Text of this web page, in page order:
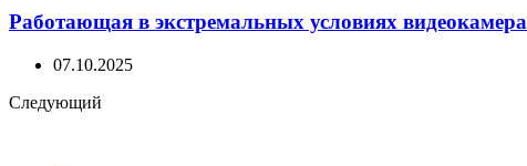
Работающая в экстремальных условиях видеокамера
07.10.2025
Следующий